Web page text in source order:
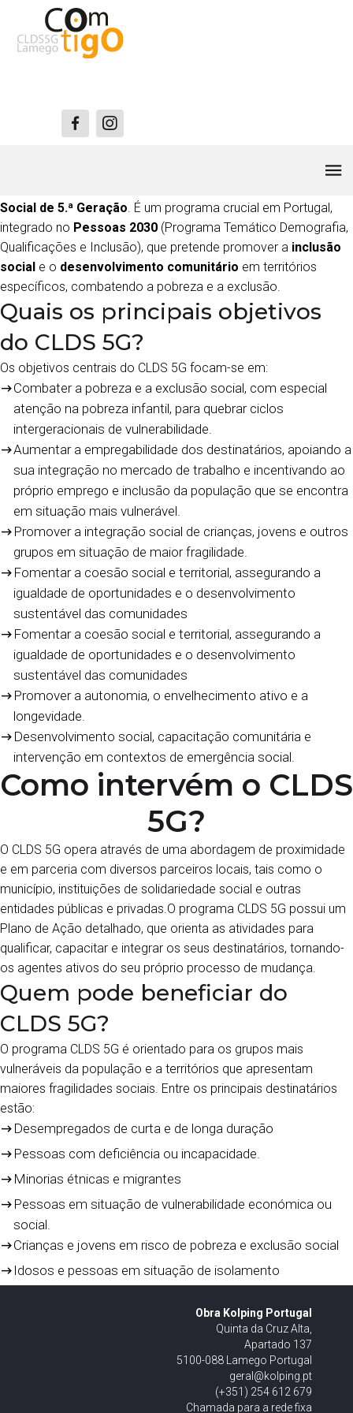
Social de 5.ª Geração. É um programa crucial em Portugal,
integrado no Pessoas 2030 (Programa Temático Demografia,
Qualificações e Inclusão), que pretende promover a inclusão
social e o desenvolvimento comunitário em territórios
específicos, combatendo a pobreza e a exclusão.
Quais os principais objetivos
do CLDS 5G?
Os objetivos centrais do CLDS 5G focam-se em:
Combater a pobreza e a exclusão social, com especial
atenção na pobreza infantil, para quebrar ciclos
intergeracionais de vulnerabilidade.
Aumentar a empregabilidade dos destinatários, apoiando a
sua integração no mercado de trabalho e incentivando ao
próprio emprego e inclusão da população que se encontra
em situação mais vulnerável.
Promover a integração social de crianças, jovens e outros
grupos em situação de maior fragilidade.
Fomentar a coesão social e territorial, assegurando a
igualdade de oportunidades e o desenvolvimento
sustentável das comunidades
Fomentar a coesão social e territorial, assegurando a
igualdade de oportunidades e o desenvolvimento
sustentável das comunidades
Promover a autonomia, o envelhecimento ativo e a
longevidade.
Desenvolvimento social, capacitação comunitária e
intervenção em contextos de emergência social.
Como intervém o CLDS
5G?
O CLDS 5G opera através de uma abordagem de proximidade
e em parceria com diversos parceiros locais, tais como o
município, instituições de solidariedade social e outras
entidades públicas e privadas.O programa CLDS 5G possui um
Plano de Ação detalhado, que orienta as atividades para
qualificar, capacitar e integrar os seus destinatários, tornando-
os agentes ativos do seu próprio processo de mudança.
Quem pode beneficiar do
CLDS 5G?
O programa CLDS 5G é orientado para os grupos mais
vulneráveis da população e a territórios que apresentam
maiores fragilidades sociais. Entre os principais destinatários
estão:
Desempregados de curta e de longa duração
Pessoas com deficiência ou incapacidade.
Minorias étnicas e migrantes
Pessoas em situação de vulnerabilidade económica ou
social.
Crianças e jovens em risco de pobreza e exclusão social
Idosos e pessoas em situação de isolamento
Obra Kolping Portugal
Quinta da Cruz Alta,
Apartado 137
5100-088 Lamego Portugal
geral@kolping.pt
(+351) 254 612 679
Chamada para a rede fixa